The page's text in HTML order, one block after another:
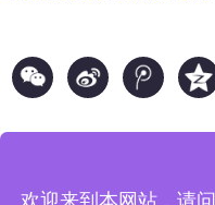
欢迎来到本网站，请